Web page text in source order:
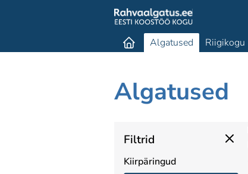
Algatused Riigikogu
Algatused
Filtrid
Kiirpäringud